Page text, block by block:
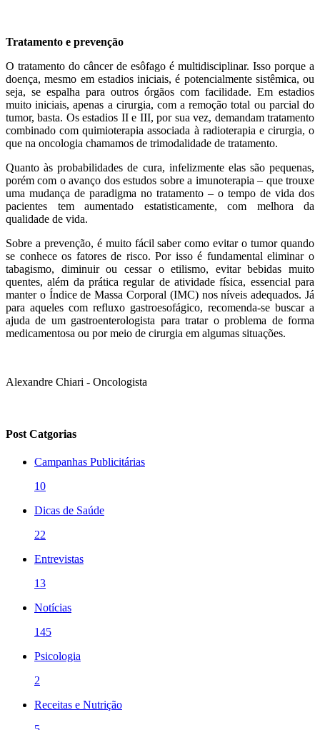
Tratamento e prevenção
O tratamento do câncer de esôfago é multidisciplinar. Isso porque a
doença, mesmo em estadios iniciais, é potencialmente sistêmica, ou
seja, se espalha para outros órgãos com facilidade. Em estadios
muito iniciais, apenas a cirurgia, com a remoção total ou parcial do
tumor, basta. Os estadios II e III, por sua vez, demandam tratamento
combinado com quimioterapia associada à radioterapia e cirurgia, o
que na oncologia chamamos de trimodalidade de tratamento.
Quanto às probabilidades de cura, infelizmente elas são pequenas,
porém com o avanço dos estudos sobre a imunoterapia – que trouxe
uma mudança de paradigma no tratamento – o tempo de vida dos
pacientes tem aumentado estatisticamente, com melhora da
qualidade de vida.
Sobre a prevenção, é muito fácil saber como evitar o tumor quando
se conhece os fatores de risco. Por isso é fundamental eliminar o
tabagismo, diminuir ou cessar o etilismo, evitar bebidas muito
quentes, além da prática regular de atividade física, essencial para
manter o Índice de Massa Corporal (IMC) nos níveis adequados. Já
para aqueles com refluxo gastroesofágico, recomenda-se buscar a
ajuda de um gastroenterologista para tratar o problema de forma
medicamentosa ou por meio de cirurgia em algumas situações.
Alexandre Chiari - Oncologista
Post Catgorias
Campanhas Publicitárias
10
Dicas de Saúde
22
Entrevistas
13
Notícias
145
Psicologia
2
Receitas e Nutrição